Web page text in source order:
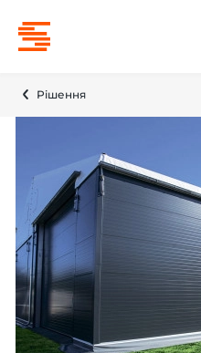
Рішення